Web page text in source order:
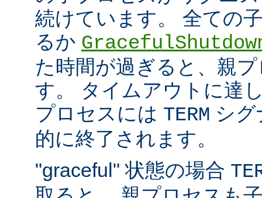
続けています。 全ての
るか
た時間が過ぎると、親
す。 タイムアウトに達
プロセスには TERM シ
的に終了されます。
"graceful" 状態の場合